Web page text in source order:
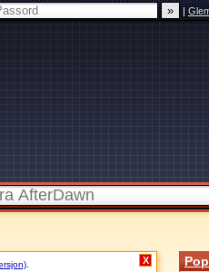
|
X